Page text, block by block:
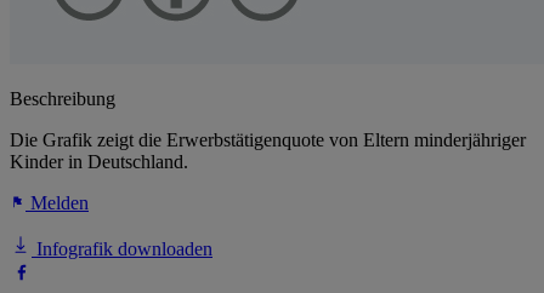
Beschreibung
Die Grafik zeigt die Erwerbstätigenquote von Eltern minderjähriger
Kinder in Deutschland.
Melden
Infografik downloaden